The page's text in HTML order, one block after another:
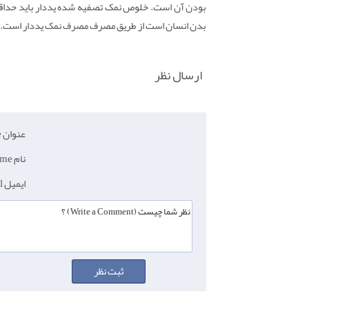
بدن انسان است از طریق مصرف مصرف نمک یددار است.
ارسال نظر
عنوان Title:
نام Name:
ایمیل Email: